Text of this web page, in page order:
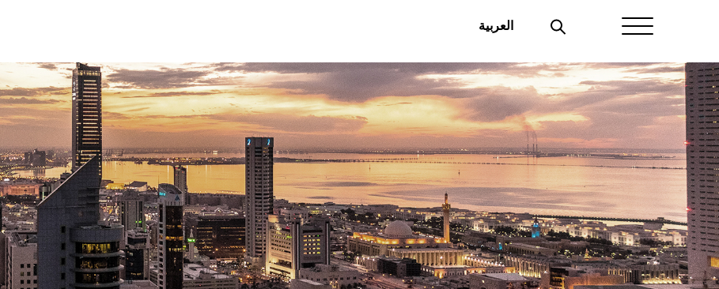
العربية
About Aayan
Investor Affairs
Governance
Our Products
Disclosures
Aayan News